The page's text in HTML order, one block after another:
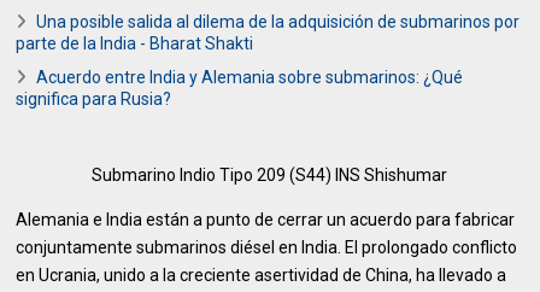
Una posible salida al dilema de la adquisición de submarinos por
parte de la India - Bharat Shakti
Acuerdo entre India y Alemania sobre submarinos: ¿Qué
significa para Rusia?
Submarino Indio Tipo 209 (S44) INS Shishumar
Alemania e India están a punto de cerrar un acuerdo para fabricar
conjuntamente submarinos diésel en India. El prolongado conflicto
en Ucrania, unido a la creciente asertividad de China, ha llevado a